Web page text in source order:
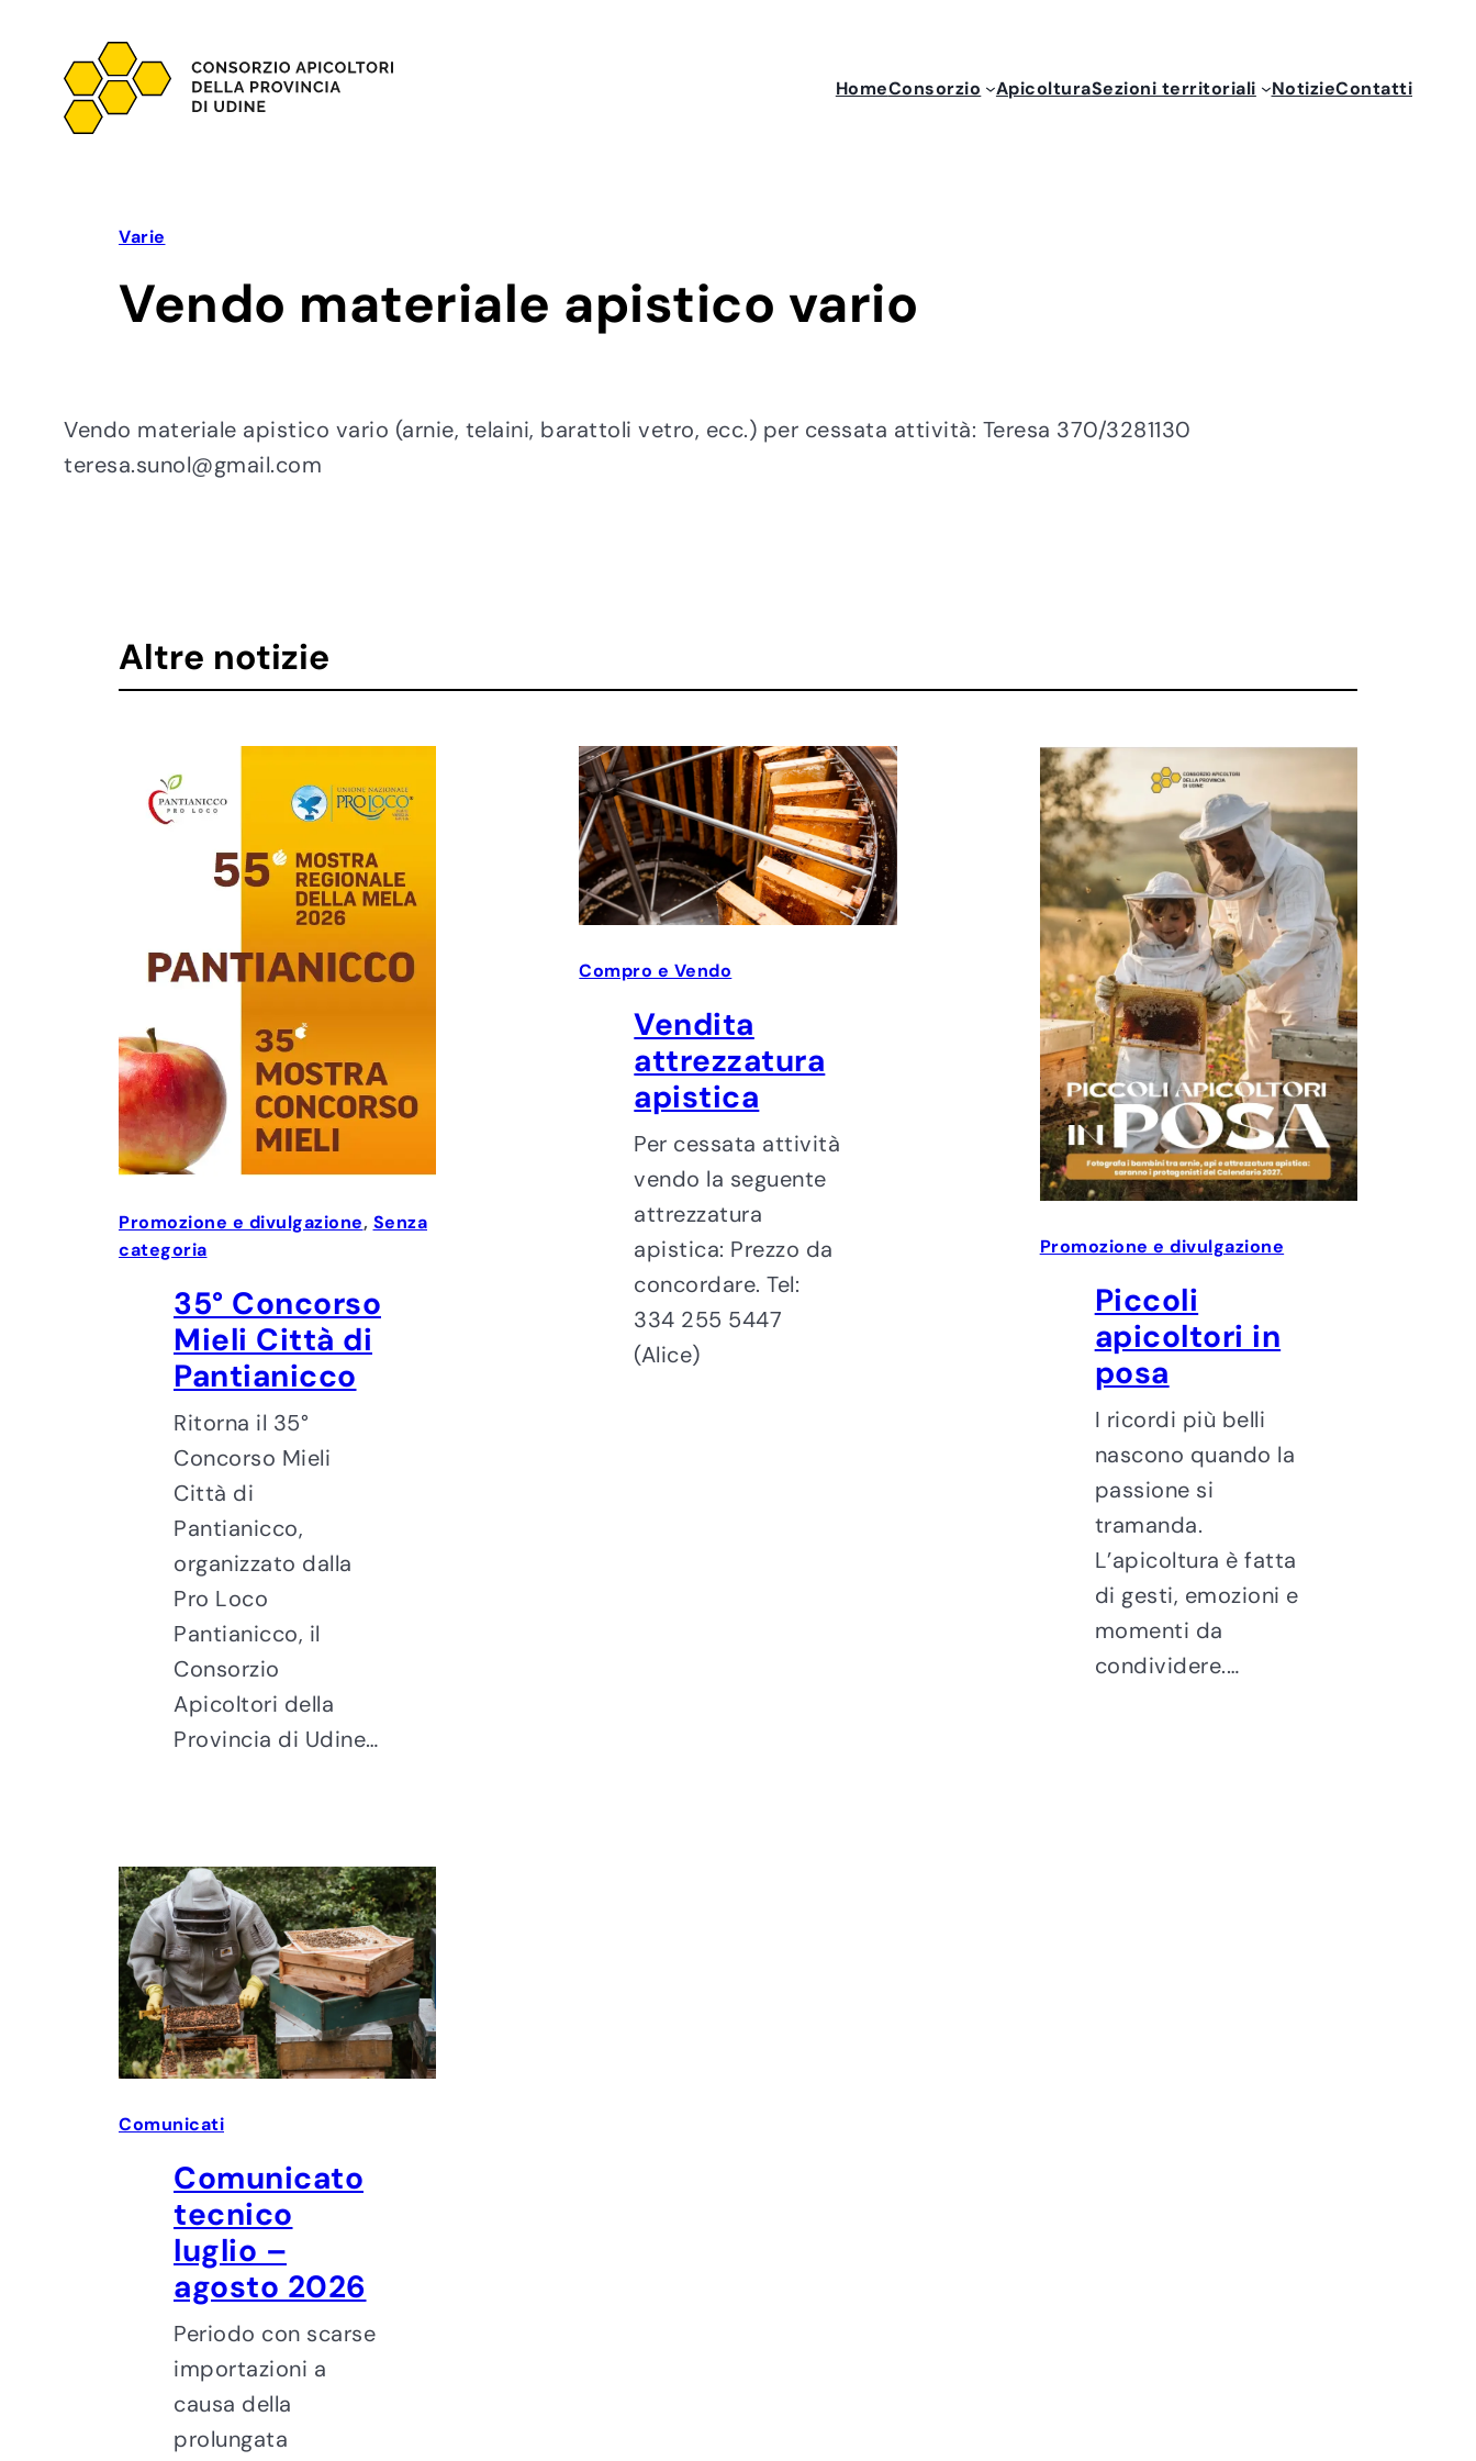
contenuto
HomeConsorzio ApicolturaSezioni territoriali NotizieContatti
Varie
Vendo materiale apistico vario
Vendo materiale apistico vario (arnie, telaini, barattoli vetro, ecc.) per cessata attività: Teresa 370/3281130
teresa.sunol@gmail.com
Altre notizie
Promozione e divulgazione, Senza
categoria
35° Concorso
Mieli Città di
Pantianicco
Ritorna il 35°
Concorso Mieli
Città di
Pantianicco,
organizzato dalla
Pro Loco
Pantianicco, il
Consorzio
Apicoltori della
Provincia di Udine…
Compro e Vendo
Vendita
attrezzatura
apistica
Per cessata attività
vendo la seguente
attrezzatura
apistica: Prezzo da
concordare. Tel:
334 255 5447
(Alice)
Promozione e divulgazione
Piccoli
apicoltori in
posa
I ricordi più belli
nascono quando la
passione si
tramanda.
L’apicoltura è fatta
di gesti, emozioni e
momenti da
condividere.…
Comunicati
Comunicato
tecnico
luglio –
agosto 2026
Periodo con scarse
importazioni a
causa della
prolungata